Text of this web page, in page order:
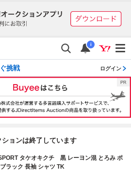
i
挑戦 ログイン
ションは終了しています
タケオキクチ 黒 レーヨン混 とろみ ポ
ラック 長袖 シャツ TK